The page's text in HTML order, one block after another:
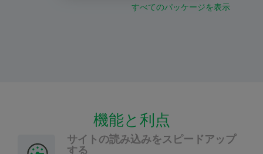
すべてのパッケージを表示
機能と利点
サイトの読み込みをスピードアップ
する